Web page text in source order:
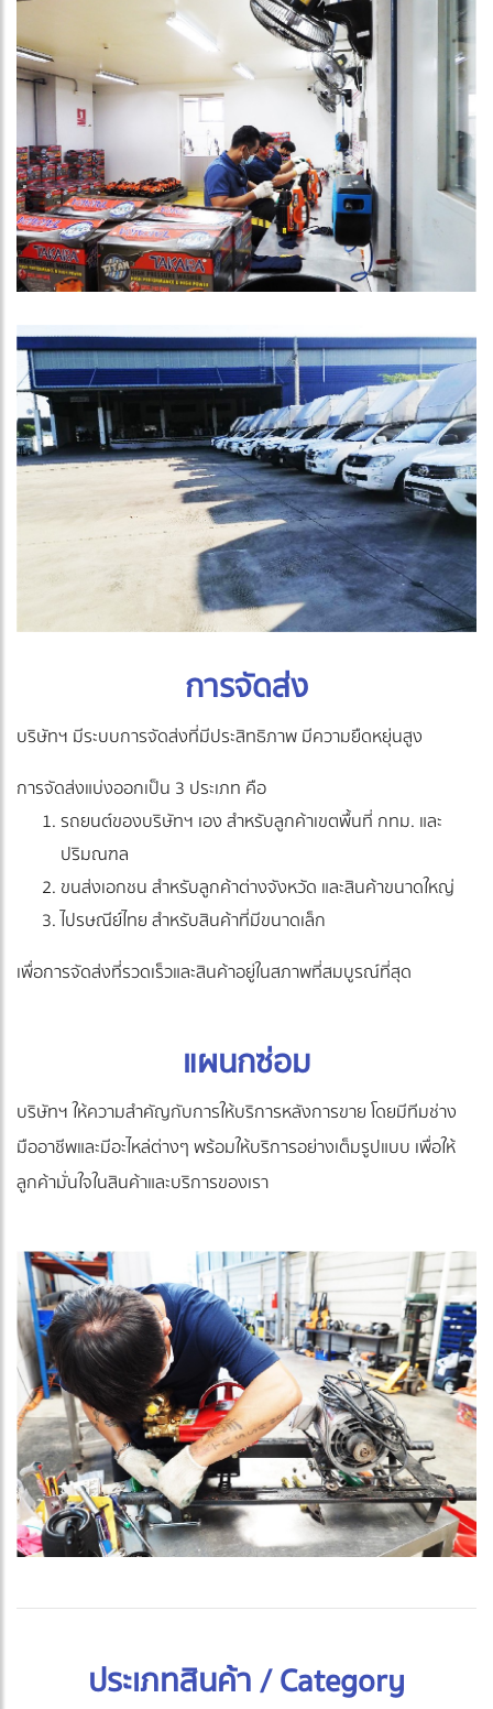
การจัดส่ง
บริษัทฯ มีระบบการจัดส่งที่มีประสิทธิภาพ มีความยืดหยุ่นสูง
การจัดส่งแบ่งออกเป็น 3 ประเภท คือ
รถยนต์ของบริษัทฯ เอง สำหรับลูกค้าเขตพื้นที่ กทม. และ
ปริมณฑล
ขนส่งเอกชน สำหรับลูกค้าต่างจังหวัด และสินค้าขนาดใหญ่
ไปรษณีย์ไทย สำหรับสินค้าที่มีขนาดเล็ก
เพื่อการจัดส่งที่รวดเร็วและสินค้าอยู่ในสภาพที่สมบูรณ์ที่สุด
แผนกซ่อม
บริษัทฯ ให้ความสำคัญกับการให้บริการหลังการขาย โดยมีทีมช่าง
มืออาชีพและมีอะไหล่ต่างๆ พร้อมให้บริการอย่างเต็มรูปแบบ เพื่อให้
ลูกค้ามั่นใจในสินค้าและบริการของเรา
ประเภทสินค้า / Category